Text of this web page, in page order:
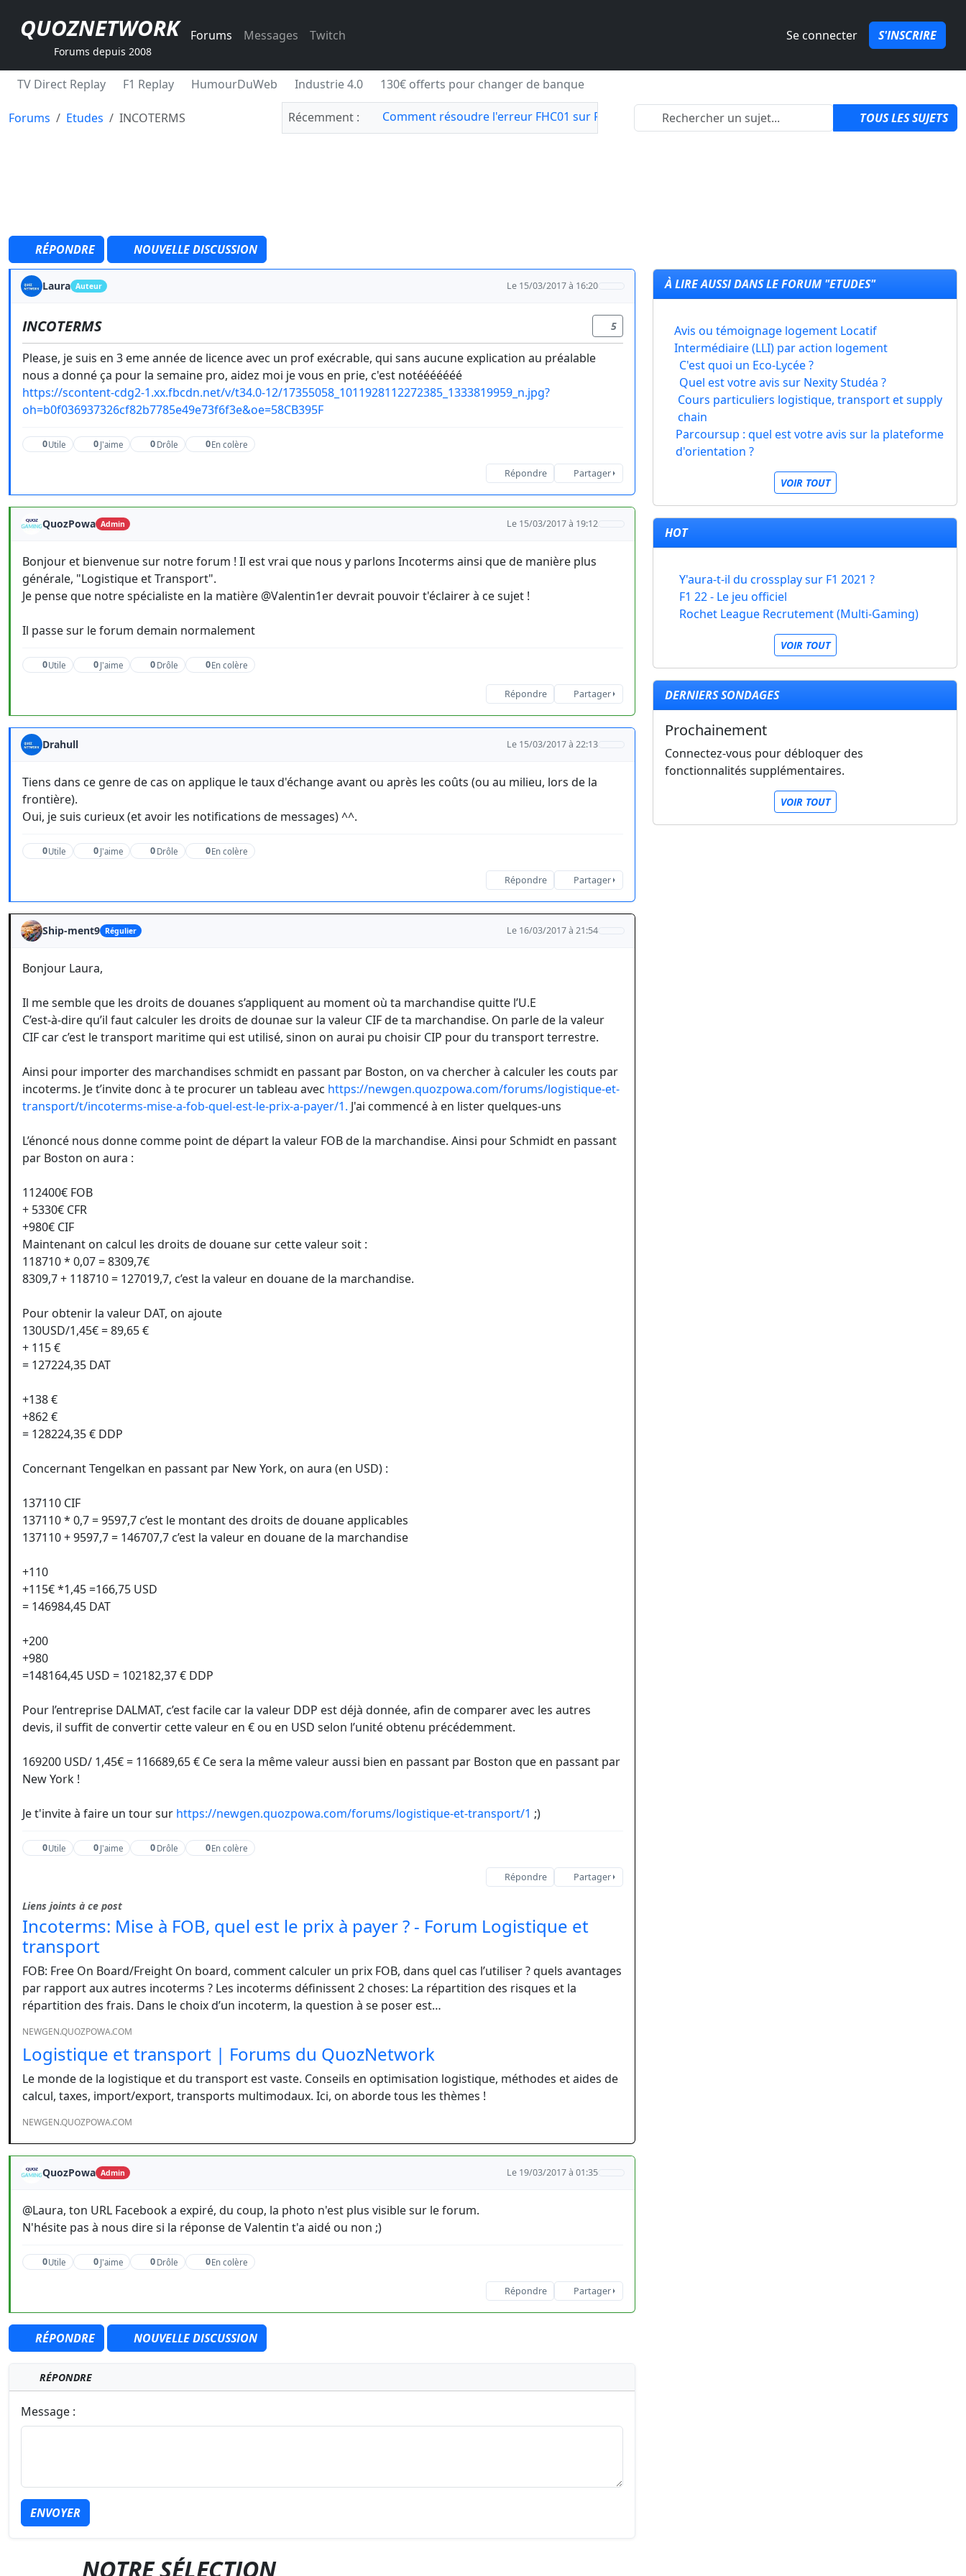
QUOZNETWORK
Forums depuis 2008
Forums Messages Twitch Se connecter S'INSCRIRE
TV Direct Replay F1 Replay HumourDuWeb Industrie 4.0 130€ offerts pour changer de banque
Forums Etudes INCOTERMS Récemment : Comment résoudre l'erreur FHC01 sur Forza Horizon 6 ?par QuozPowa TOUS LES SUJETS
RÉPONDRE NOUVELLE DISCUSSION
Laura Auteur Le 15/03/2017 à 16:20
INCOTERMS 5
Please, je suis en 3 eme année de licence avec un prof exécrable, qui sans aucune explication au préalable
nous a donné ça pour la semaine pro, aidez moi je vous en prie, c'est notééééééé
https://scontent-cdg2-1.xx.fbcdn.net/v/t34.0-12/17355058_1011928112272385_1333819959_n.jpg?
oh=b0f036937326cf82b7785e49e73f6f3e&oe=58CB395F
0Utile 0 J'aime 0 Drôle 0En colère
Répondre Partager
QuozPowa Admin Le 15/03/2017 à 19:12
Bonjour et bienvenue sur notre forum ! Il est vrai que nous y parlons Incoterms ainsi que de manière plus
générale, "Logistique et Transport".
Je pense que notre spécialiste en la matière @Valentin1er devrait pouvoir t'éclairer à ce sujet !
Il passe sur le forum demain normalement
0Utile 0 J'aime 0 Drôle 0En colère
Répondre Partager
Drahull Le 15/03/2017 à 22:13
Tiens dans ce genre de cas on applique le taux d'échange avant ou après les coûts (ou au milieu, lors de la
frontière).
Oui, je suis curieux (et avoir les notifications de messages) ^^.
0Utile 0 J'aime 0 Drôle 0En colère
Répondre Partager
Ship-ment9 Régulier Le 16/03/2017 à 21:54
Bonjour Laura,
Il me semble que les droits de douanes s’appliquent au moment où ta marchandise quitte l’U.E
C’est-à-dire qu’il faut calculer les droits de dounae sur la valeur CIF de ta marchandise. On parle de la valeur
CIF car c’est le transport maritime qui est utilisé, sinon on aurai pu choisir CIP pour du transport terrestre.
Ainsi pour importer des marchandises schmidt en passant par Boston, on va chercher à calculer les couts par
incoterms. Je t’invite donc à te procurer un tableau avec https://newgen.quozpowa.com/forums/logistique-et-
transport/t/incoterms-mise-a-fob-quel-est-le-prix-a-payer/1. J'ai commencé à en lister quelques-uns
L’énoncé nous donne comme point de départ la valeur FOB de la marchandise. Ainsi pour Schmidt en passant
par Boston on aura :
112400€ FOB
+ 5330€ CFR
+980€ CIF
Maintenant on calcul les droits de douane sur cette valeur soit :
118710 * 0,07 = 8309,7€
8309,7 + 118710 = 127019,7, c’est la valeur en douane de la marchandise.
Pour obtenir la valeur DAT, on ajoute
130USD/1,45€ = 89,65 €
+ 115 €
= 127224,35 DAT
+138 €
+862 €
= 128224,35 € DDP
Concernant Tengelkan en passant par New York, on aura (en USD) :
137110 CIF
137110 * 0,7 = 9597,7 c’est le montant des droits de douane applicables
137110 + 9597,7 = 146707,7 c’est la valeur en douane de la marchandise
+110
+115€ *1,45 =166,75 USD
= 146984,45 DAT
+200
+980
=148164,45 USD = 102182,37 € DDP
Pour l’entreprise DALMAT, c’est facile car la valeur DDP est déjà donnée, afin de comparer avec les autres
devis, il suffit de convertir cette valeur en € ou en USD selon l’unité obtenu précédemment.
169200 USD/ 1,45€ = 116689,65 € Ce sera la même valeur aussi bien en passant par Boston que en passant par
New York !
Je t'invite à faire un tour sur https://newgen.quozpowa.com/forums/logistique-et-transport/1 ;)
0Utile 0 J'aime 0 Drôle 0En colère
Répondre Partager
Liens joints à ce post
Incoterms: Mise à FOB, quel est le prix à payer ? - Forum Logistique et
transport
FOB: Free On Board/Freight On board, comment calculer un prix FOB, dans quel cas l’utiliser ? quels avantages
par rapport aux autres incoterms ? Les incoterms définissent 2 choses: La répartition des risques et la
répartition des frais. Dans le choix d’un incoterm, la question à se poser est…
NEWGEN.QUOZPOWA.COM
Logistique et transport | Forums du QuozNetwork
Le monde de la logistique et du transport est vaste. Conseils en optimisation logistique, méthodes et aides de
calcul, taxes, import/export, transports multimodaux. Ici, on aborde tous les thèmes !
NEWGEN.QUOZPOWA.COM
QuozPowa Admin Le 19/03/2017 à 01:35
@Laura, ton URL Facebook a expiré, du coup, la photo n'est plus visible sur le forum.
N'hésite pas à nous dire si la réponse de Valentin t'a aidé ou non ;)
0Utile 0 J'aime 0 Drôle 0En colère
Répondre Partager
RÉPONDRE NOUVELLE DISCUSSION
RÉPONDRE
Message :
ENVOYER
À LIRE AUSSI DANS LE FORUM "ETUDES"
Avis ou témoignage logement Locatif
Intermédiaire (LLI) par action logement
C'est quoi un Eco-Lycée ?
Quel est votre avis sur Nexity Studéa ?
Cours particuliers logistique, transport et supply
chain
Parcoursup : quel est votre avis sur la plateforme
d'orientation ?
VOIR TOUT
HOT
Y'aura-t-il du crossplay sur F1 2021 ?
F1 22 - Le jeu officiel
Rochet League Recrutement (Multi-Gaming)
VOIR TOUT
DERNIERS SONDAGES
Prochainement
Connectez-vous pour débloquer des
fonctionnalités supplémentaires.
VOIR TOUT
NOTRE SÉLECTION